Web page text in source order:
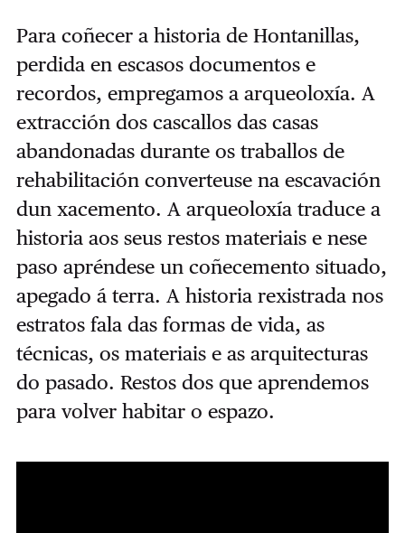
Para coñecer a historia de Hontanillas,
perdida en escasos documentos e
recordos, empregamos a arqueoloxía. A
extracción dos cascallos das casas
abandonadas durante os traballos de
rehabilitación converteuse na escavación
dun xacemento. A arqueoloxía traduce a
historia aos seus restos materiais e nese
paso apréndese un coñecemento situado,
apegado á terra. A historia rexistrada nos
estratos fala das formas de vida, as
técnicas, os materiais e as arquitecturas
do pasado. Restos dos que aprendemos
para volver habitar o espazo.